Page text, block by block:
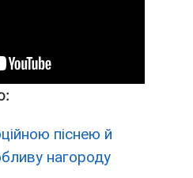
піснею й
нагороду